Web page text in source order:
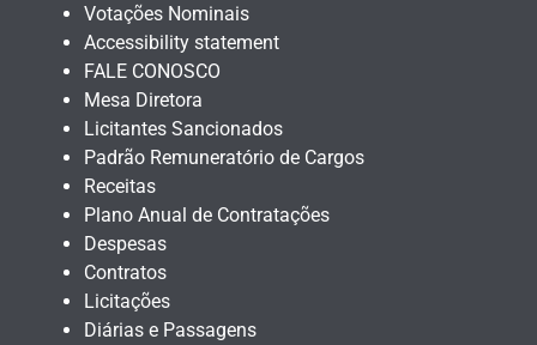
Votações Nominais
Accessibility statement
FALE CONOSCO
Mesa Diretora
Licitantes Sancionados
Padrão Remuneratório de Cargos
Receitas
Plano Anual de Contratações
Despesas
Contratos
Licitações
Diárias e Passagens